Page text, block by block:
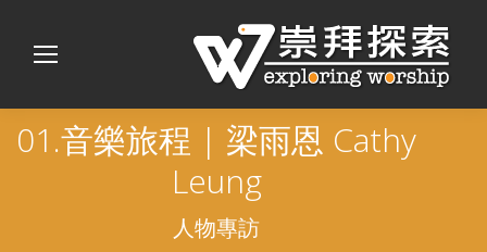
01.音樂旅程 | 梁雨恩 Cathy
Leung
人物專訪